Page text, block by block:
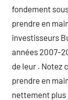
fondement
prendre en
investisseurs
années 2007-
de leur . Notez
prendre en
nettement plus